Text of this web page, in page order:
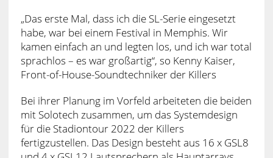
„Das erste Mal, dass ich die SL-Serie eingesetzt
habe, war bei einem Festival in Memphis. Wir
kamen einfach an und legten los, und ich war total
sprachlos – es war großartig“, so Kenny Kaiser,
Front-of-House-Soundtechniker der Killers
Bei ihrer Planung im Vorfeld arbeiteten die beiden
mit Solotech zusammen, um das Systemdesign
für die Stadiontour 2022 der Killers
fertigzustellen. Das Design besteht aus 16 x GSL8